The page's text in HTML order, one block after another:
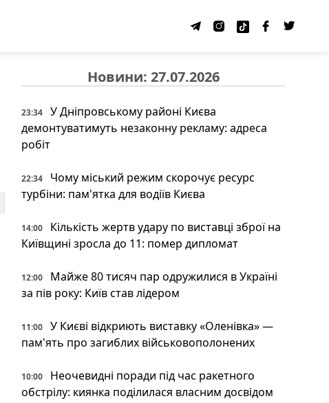
Новини: 27.07.2026
23:34
У Дніпровському районі Києва
демонтуватимуть незаконну рекламу: адреса
робіт
22:34
Чому міський режим скорочує ресурс
турбіни: пам'ятка для водіїв Києва
14:00
Кількість жертв удару по виставці зброї на
Київщині зросла до 11: помер дипломат
12:00
Майже 80 тисяч пар одружилися в Україні
за пів року: Київ став лідером
11:00
У Києві відкриють виставку «Оленівка» —
пам'ять про загиблих військовополонених
10:00
Неочевидні поради під час ракетного
обстрілу: киянка поділилася власним досвідом